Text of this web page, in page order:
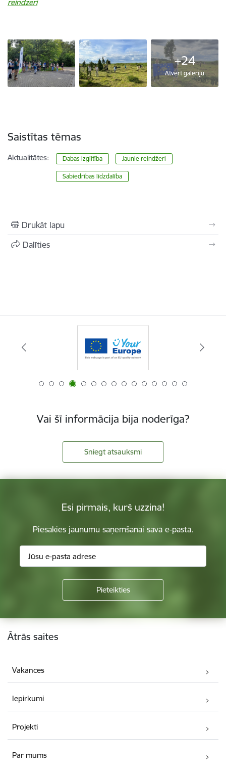
reindzeri
+24
Atvērt galeriju
Saistītas tēmas
Aktualitātes: Dabas izglītība Jaunie reindžeri
Sabiedrības līdzdalība
Drukāt lapu
Dalīties
Vai šī informācija bija noderīga?
Sniegt atsauksmi
Esi pirmais, kurš uzzina!
Piesakies jaunumu saņemšanai savā e-pastā.
Kājene
Ātrās saites
Vakances
Iepirkumi
Projekti
Par mums